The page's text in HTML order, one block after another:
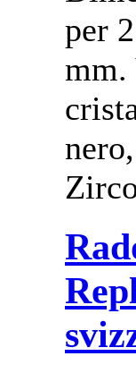
per
mm.